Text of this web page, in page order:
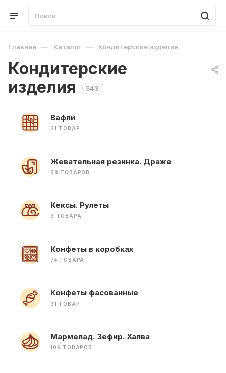
Главная — Каталог — Кондитерские изделия
Кондитерские
изделия
543
Вафли
21 ТОВАР
Жевательная резинка. Драже
58 ТОВАРОВ
Кексы. Рулеты
3 ТОВАРА
Конфеты в коробках
74 ТОВАРА
Конфеты фасованные
31 ТОВАР
Мармелад. Зефир. Халва
106 ТОВАРОВ